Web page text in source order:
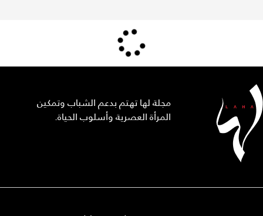
مجلة لها تهتم بدعم الشباب وتمكين
المرأة العصرية وأسلوب الحياة.